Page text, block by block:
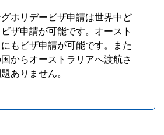
ホリデービザ申請は世界中ど
ザ申請が可能です。オースト
もビザ申請が可能です。また
からオーストラリアへ渡航さ
ありません。